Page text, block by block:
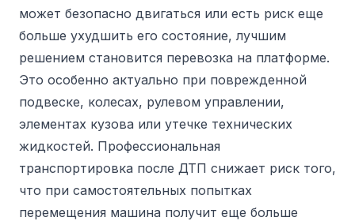
может безопасно двигаться или есть риск еще
больше ухудшить его состояние, лучшим
решением становится перевозка на платформе.
Это особенно актуально при поврежденной
подвеске, колесах, рулевом управлении,
элементах кузова или утечке технических
жидкостей. Профессиональная
транспортировка после ДТП снижает риск того,
что при самостоятельных попытках
перемещения машина получит еще больше